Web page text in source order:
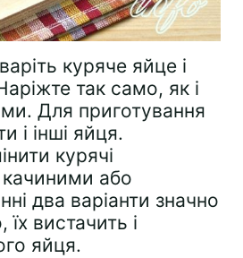
куряче яйце і
так само, як і
Для приготування
і інші яйця.
курячі
або
два варіанти значно
їх вистачить і
яйця.